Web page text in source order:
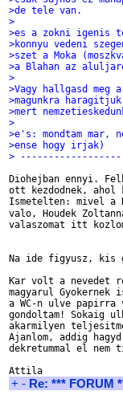
>de tele van.
>
>es a zokni igenis
>konnyu vedeni
>szet a Moka
>a Blahan az
>
>Vagy hallgasd meg
>magunkra
>mert
>
>e's: mondtam mar,
>ense hogy irjak)
>
Diohejban ennyi.
ott kezdodnek, ahol
Ismetelten: mivel a
valo, Houdek
valaszomat itt
Na ide figyusz, kis
Kar volt a nevedet
magyarul
a WC-n ulve papirra
gondoltam! Sokaig
akarmilyen
Ajanlom, addig
dekretummal el
+ - Re: *** FORUM